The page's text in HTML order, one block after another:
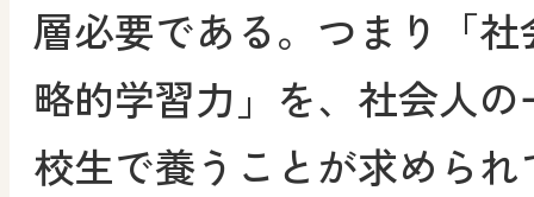
層必要である。つまり「
略的学習力」を、社会人
校生で養うことが求めら